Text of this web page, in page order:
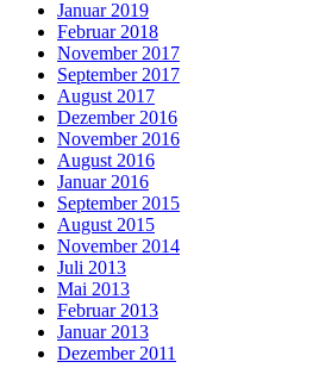
Januar 2019
Februar 2018
November 2017
September 2017
August 2017
Dezember 2016
November 2016
August 2016
Januar 2016
September 2015
August 2015
November 2014
Juli 2013
Mai 2013
Februar 2013
Januar 2013
Dezember 2011